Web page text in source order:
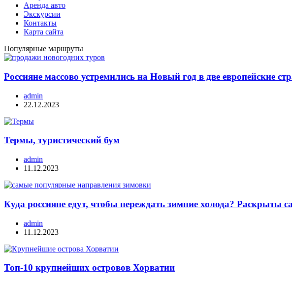
Аренда авто
Экскурсии
Контакты
Карта сайта
Популярные маршруты
Россияне массово устремились на Новый год в две европейские
admin
22.12.2023
Термы, туристический бум
admin
11.12.2023
Куда россияне едут, чтобы переждать зимние холода? Раскрыты
admin
11.12.2023
Топ-10 крупнейших островов Хорватии